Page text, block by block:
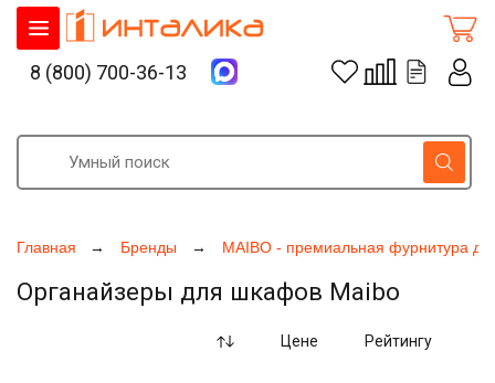
Главная Бренды MAIBO - премиальная фурнитура
Органайзеры для шкафов Maibo
Цене Рейтингу
8 (800) 700-36-13